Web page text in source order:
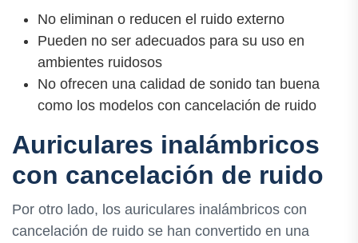
No eliminan o reducen el ruido externo
Pueden no ser adecuados para su uso en
ambientes ruidosos
No ofrecen una calidad de sonido tan buena
como los modelos con cancelación de ruido
Auriculares inalámbricos
con cancelación de ruido
Por otro lado, los auriculares inalámbricos con
cancelación de ruido se han convertido en una